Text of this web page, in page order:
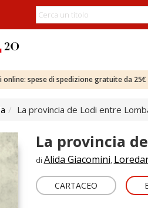
online: spese di spedizione gratuite da
La provincia de Lodi entre
La provincia
di Alida Giacomini,
CARTACEO